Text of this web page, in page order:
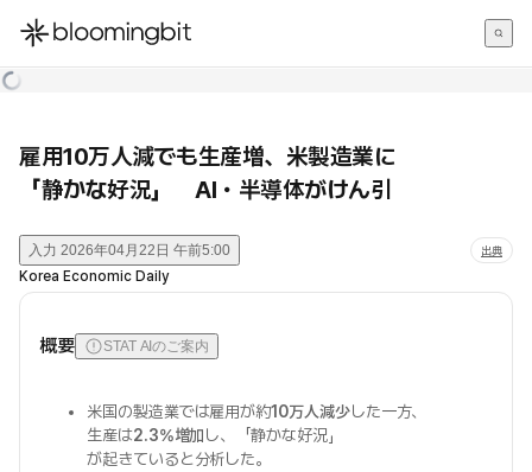
한국어
雇用10万人減でも生産増、米製造業に
「静かな好況」 AI・半導体がけん引
入力 2026年04月22日 午前5:00 出典
Korea Economic Daily
概要 STAT AIのご案内
米国の製造業では雇用が約10万人減少した一方、
生産は2.3%増加し、「静かな好況」
が起きていると分析した。